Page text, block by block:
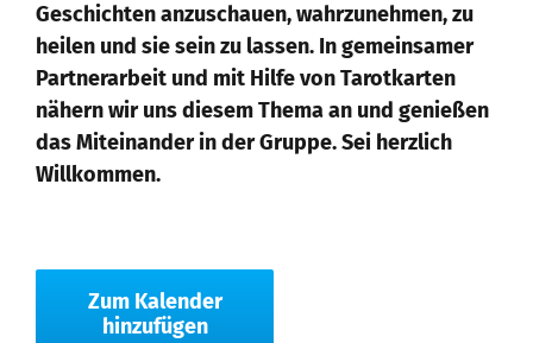
Geschichten anzuschauen, wahrzunehmen, zu
heilen und sie sein zu lassen. In gemeinsamer
Partnerarbeit und mit Hilfe von Tarotkarten
nähern wir uns diesem Thema an und genießen
das Miteinander in der Gruppe. Sei herzlich
Willkommen.
Zum Kalender
hinzufügen